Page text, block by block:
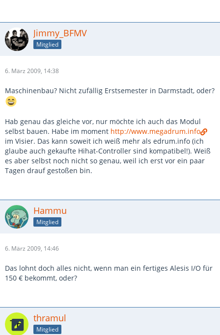
Jimmy_BFMV
Mitglied
6. März 2009, 14:38
Maschinenbau? Nicht zufällig Erstsemester in Darmstadt, oder?
Hab genau das gleiche vor, nur möchte ich auch das Modul
selbst bauen. Habe im moment http://www.megadrum.info
im Visier. Das kann soweit ich weiß mehr als edrum.info (ich
glaube auch gekaufte Hihat-Controller sind kompatibel!). Weiß
es aber selbst noch nicht so genau, weil ich erst vor ein paar
Tagen drauf gestoßen bin.
Hammu
Mitglied
6. März 2009, 14:46
Das lohnt doch alles nicht, wenn man ein fertiges Alesis I/O für
150 € bekommt, oder?
thramul
Mitglied